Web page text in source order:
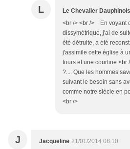
L Le Chevalier Dauphinois
<br /> <br /> En voyant
dissymétrique, j'ai de
été détruite, a été
j'assimile cette église à
tours et une
?.... Que les hommes
suivant le besoin sans
comme notre siècle en
<br />
J Jacqueline 21/01/2014 08:10